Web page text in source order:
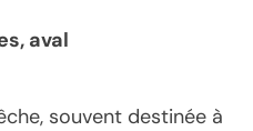
aval
souvent destinée à